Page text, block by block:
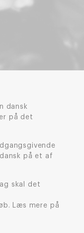
dansk
på det
på et af
skal det
Læs mere på